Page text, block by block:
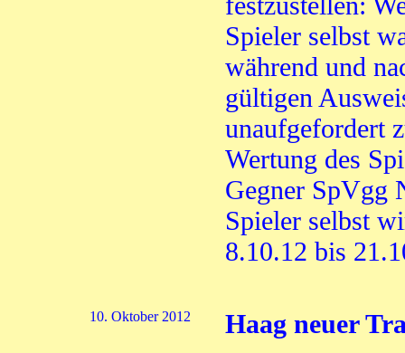
Spieler selbst
während und
gültigen
unaufgefordert
Wertung des
Gegner SpVgg
Spieler selbst
8.10.12 bis
10. Oktober 2012
Haag neuer